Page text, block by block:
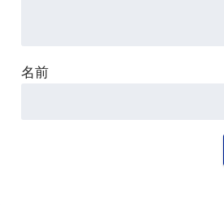
名前